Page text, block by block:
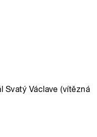
Svatý Václave (vítězná